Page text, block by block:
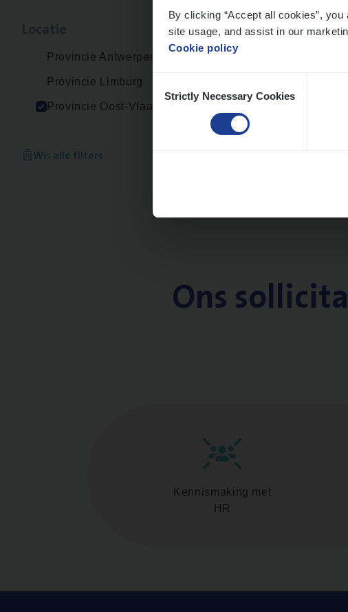
By clicking “Accept all cookies”,
site usage, and assist in our
Cookie policy
Selection
Strictly Necessary Cookies
Provincie Antwerpen
Provincie Limburg
Provincie Oost-Vlaanderen
Wis alle filters
Ons
Kennismaking met
HR